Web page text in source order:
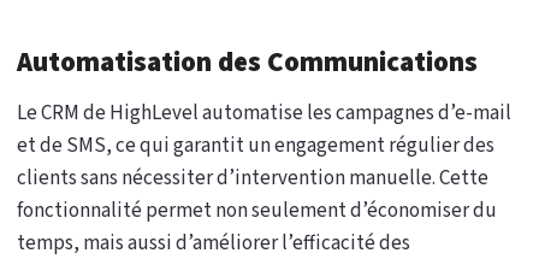
Automatisation des Communications
Le CRM de HighLevel automatise les campagnes d’e-mail
et de SMS, ce qui garantit un engagement régulier des
clients sans nécessiter d’intervention manuelle. Cette
fonctionnalité permet non seulement d’économiser du
temps, mais aussi d’améliorer l’efficacité des